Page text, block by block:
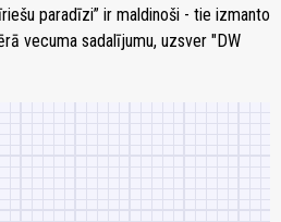
paradīzi” ir maldinoši - tie izmanto
vecuma sadalījumu, uzsver "DW